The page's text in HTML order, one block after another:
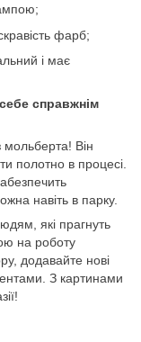
фарб;
і має
справжнім
Він
полотно в процесі.
навіть в парку.
які прагнуть
на роботу
додавайте нові
З картинами